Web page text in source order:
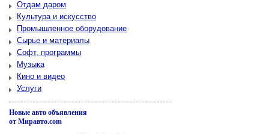
Отдам даром
Культура и искусство
Промышленное оборудование
Сырье и материалы
Софт, программы
Музыка
Кино и видео
Услуги
Новые авто объявления
от Миравто.com